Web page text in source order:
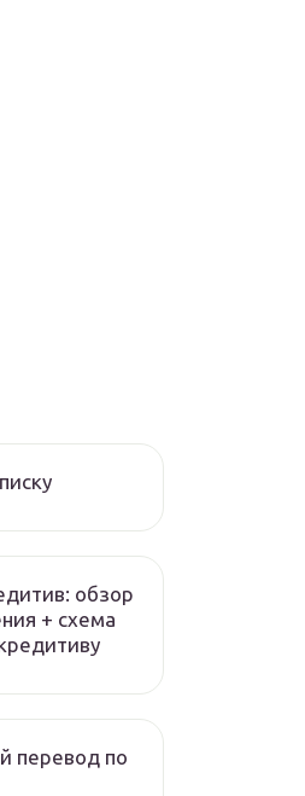
обзор
+ схема
перевод по